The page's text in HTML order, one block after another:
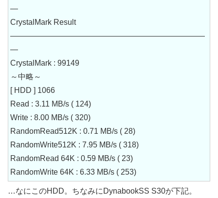
—
CrystalMark Result
—————————————————————————
—
CrystalMark : 99149
～中略～
[ HDD ] 1066
Read : 3.11 MB/s ( 124)
Write : 8.00 MB/s ( 320)
RandomRead512K : 0.71 MB/s ( 28)
RandomWrite512K : 7.95 MB/s ( 318)
RandomRead 64K : 0.59 MB/s ( 23)
RandomWrite 64K : 6.33 MB/s ( 253)
…なにこのHDD。ちなみにDynabookSS S30が下記。